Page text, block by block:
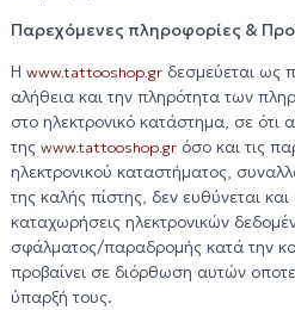
Παρεχόμενες πληροφορίες &
H www.tattooshop.grδεσμεύεται ως
αλήθεια και την πληρότητα των
στο ηλεκτρονικό κατάστημα, σε ότι
της www.tattooshop.grόσο και τις
ηλεκτρονικού καταστήματος,
της καλής πίστης, δεν ευθύνεται
καταχωρήσεις ηλεκτρονικών
σφάλματος/παραδρομής κατά την
προβαίνει σε διόρθωση αυτών
ύπαρξή τους.